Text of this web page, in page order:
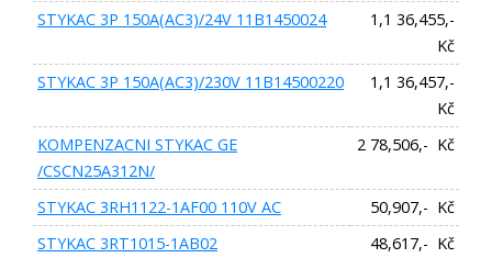
STYKAC 3P 150A(AC3)/24V 11B1450024
1,1 36,455,-
Kč
STYKAC 3P 150A(AC3)/230V 11B14500220
1,1 36,457,-
Kč
KOMPENZACNI STYKAC GE
/CSCN25A312N/
2 78,506,- Kč
STYKAC 3RH1122-1AF00 110V AC
50,907,- Kč
STYKAC 3RT1015-1AB02
48,617,- Kč